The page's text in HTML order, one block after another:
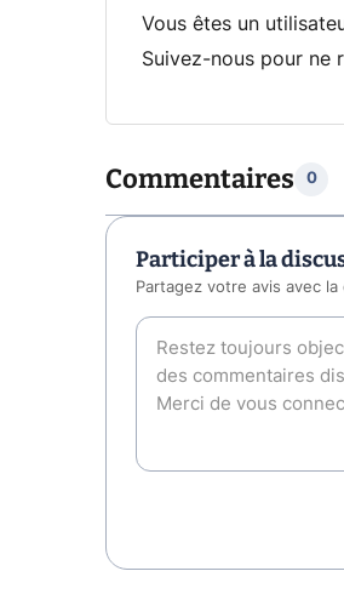
Vous êtes un
Suivez-nous pour ne
Commentaires 0
Participer à la
Partagez votre avis avec